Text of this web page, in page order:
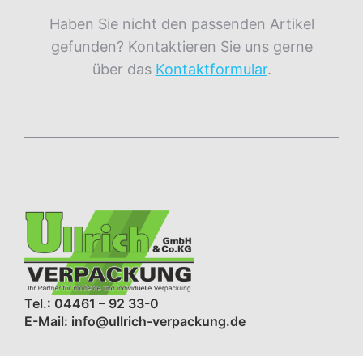
Haben Sie nicht den passenden Artikel
gefunden? Kontaktieren Sie uns gerne
über das Kontaktformular.
Tel.: 04461 – 92 33-0
E-Mail: info@ullrich-verpackung.de